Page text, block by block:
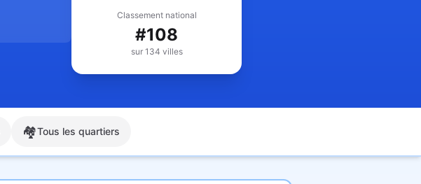
Classement national
#108
sur 134 villes
🏘️Tous les quartiers